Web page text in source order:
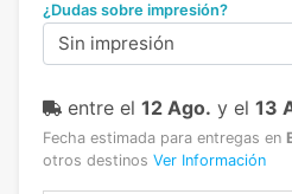
¿Dudas sobre impresión?
Sin impresión
entre el 12 Ago. y el 13
Fecha estimada para entregas en
otros destinos Ver Información